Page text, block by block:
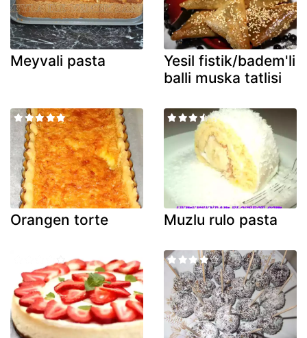
Meyvali pasta
Yesil fistik/badem'li
balli muska tatlisi
Orangen torte Muzlu rulo pasta